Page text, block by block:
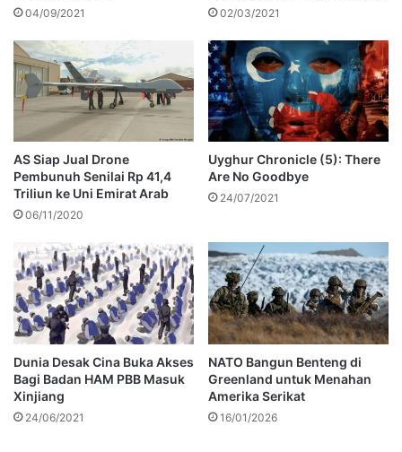
04/09/2021 02/03/2021
AS Siap Jual Drone
Pembunuh Senilai Rp 41,4
Triliun ke Uni Emirat Arab
06/11/2020
Uyghur Chronicle (5): There
Are No Goodbye
24/07/2021
Dunia Desak Cina Buka Akses
Bagi Badan HAM PBB Masuk
Xinjiang
24/06/2021
NATO Bangun Benteng di
Greenland untuk Menahan
Amerika Serikat
16/01/2026